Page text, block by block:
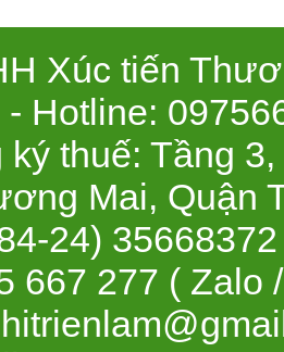
Xúc tiến
- Hotline:
thuế: Tầng
Mai, Quận
24)
667 277 ( Zalo